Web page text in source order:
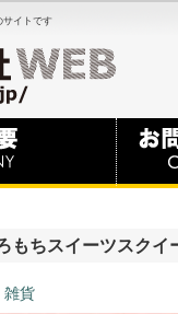
サイトです
もちスイーツスクイ
雑貨